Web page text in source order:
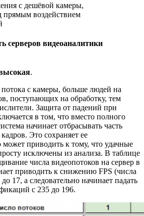
с дешёвой камеры,
прямым воздействием
серверов видеоаналитики
.
с камеры, больше людей на
поступающих на обработку, тем
Защита от падений при
в том, что вместо полного
начинает отбрасывать часть
Это сохраняет ее
может приводить к тому, что удачные
исключены из анализа. В таблице
числа видеопотоков на сервер в
приводить к снижению FPS (числа
17, а следовательно начинает падать
с 235 до 196.